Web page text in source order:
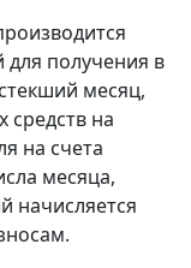
для получения в
месяц,
средств на
на счета
месяца,
начисляется